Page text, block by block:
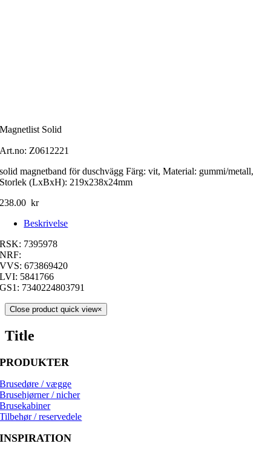
Magnetlist Solid
Art.no: Z0612221
solid magnetband för duschvägg Färg: vit, Material: gummi/metall,
Storlek (LxBxH): 219x238x24mm
238.00 kr
Beskrivelse
RSK: 7395978
NRF:
VVS: 673869420
LVI: 5841766
GS1: 7340224803791
Close product quick view×
Title
PRODUKTER
Brusedøre / vægge
Brusehjørner / nicher
Brusekabiner
Tilbehør / reservedele
INSPIRATION